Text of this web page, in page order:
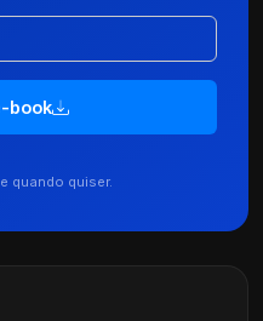
book
quando quiser.